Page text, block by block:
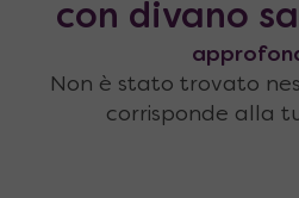
con divano
Non è stato trovato
corrisponde alla